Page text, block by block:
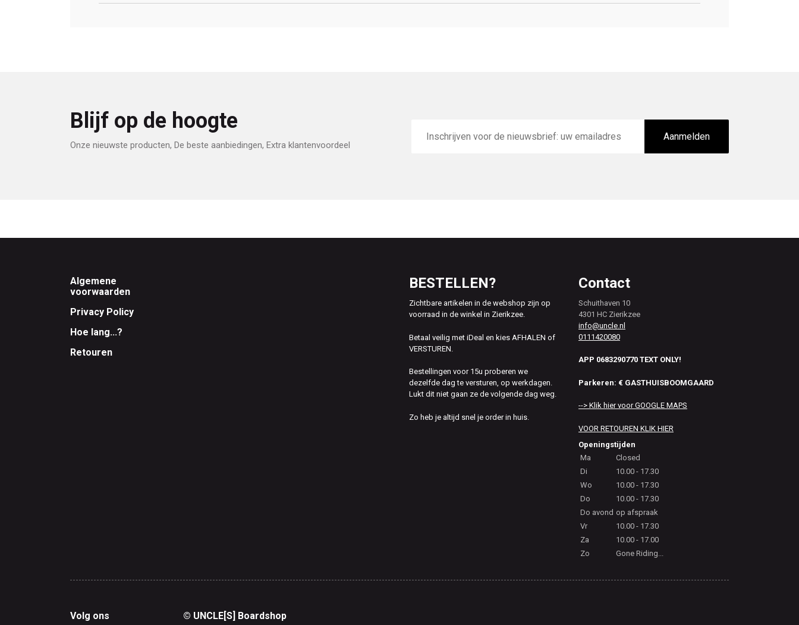
Blijf op de hoogte
Onze nieuwste producten, De beste aanbiedingen, Extra klantenvoordeel
mailadres
Aanmelden
Footer
Algemene
voorwaarden
Privacy Policy
Hoe lang...?
Retouren
BESTELLEN?
Zichtbare artikelen in de webshop zijn op
voorraad in de winkel in Zierikzee.
Betaal veilig met iDeal en kies AFHALEN of
VERSTUREN.
Bestellingen voor 15u proberen we
dezelfde dag te versturen, op werkdagen.
Lukt dit niet gaan ze de volgende dag weg.
Zo heb je altijd snel je order in huis.
Contact
Schuithaven 10
4301 HC Zierikzee
info@uncle.nl
0111420080
APP 0683290770 TEXT ONLY!
Parkeren: € GASTHUISBOOMGAARD
--> Klik hier voor GOOGLE MAPS
VOOR RETOUREN KLIK HIER
Openingstijden
Ma
Closed
Di
10.00 - 17.30
Wo
10.00 - 17.30
Do
10.00 - 17.30
Do avond op afspraak
Vr
10.00 - 17.30
Za
10.00 - 17.00
Zo
Gone Riding...
Volg ons © UNCLE[S] Boardshop